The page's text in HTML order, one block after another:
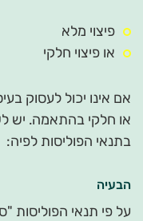
פיצוי מלא
או פיצוי חלקי
אם אינו יכול לעסוק
או חלקי בהתאמה. יש
בתנאי הפוליסות לפיה:
הבעיה
על פי תנאי הפוליסות